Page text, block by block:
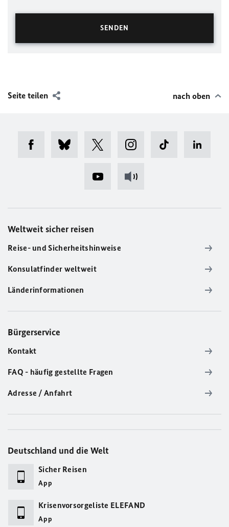
Seite teilen nach oben
Weltweit sicher reisen
Reise- und Sicherheitshinweise
Konsulatfinder weltweit
Länderinformationen
Bürgerservice
Kontakt
FAQ - häufig gestellte Fragen
Adresse / Anfahrt
Deutschland und die Welt
Sicher Reisen
App
Krisenvorsorgeliste ELEFAND
App